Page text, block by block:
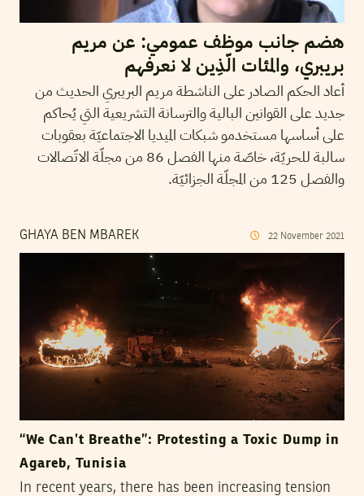
هضم جانب موظف عمومي: عن مريم
بريبري، والمئات الّذِين لا نعرفهم
أعاد الحكم الصادر على الناشطة مريم البريبري الحديث من
جديد على القوانين البالية والترسانة التشريعية التي يُحاكم
على أساسها مستخدمو شبكات الميديا الاجتماعيّة بعقوبات
سالبة للحريّة، خاصّة منها الفصل 86 من مجلّة الاتّصالات
والفصل 125 من المجلّة الجزائيّة.
GHAYA BEN MBAREK 22 November 2021
“We Can’t Breathe”: Protesting a Toxic Dump in
Agareb, Tunisia
In recent years, there has been increasing tension